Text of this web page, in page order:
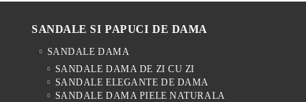
SANDALE SI PAPUCI DE DAMA
SANDALE DAMA
SANDALE DAMA DE ZI CU ZI
SANDALE ELEGANTE DE DAMA
SANDALE DAMA PIELE NATURALA